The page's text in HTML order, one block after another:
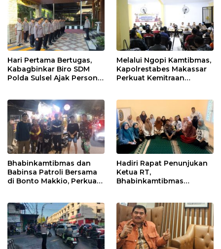
Hari Pertama Bertugas,
Kabagbinkar Biro SDM
Polda Sulsel Ajak Personel
Melalui Ngopi Kamtibmas,
Kapolrestabes Makassar
Perkuat Kemitraan
Bhabinkamtibmas dan
Babinsa Patroli Bersama
di Bonto Makkio, Perkuat
Hadiri Rapat Penunjukan
Ketua RT,
Bhabinkamtibmas
dengan Warga